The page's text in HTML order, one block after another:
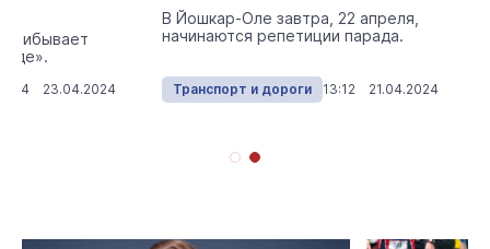
23.04.2024
В Йошкар-Оле завтра, 22 апреля,
начинаются репетиции парада.
Транспорт и дороги 13:12 21.04.2024